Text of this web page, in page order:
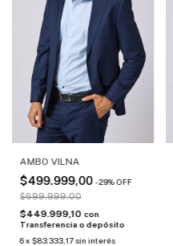
AMBO VILNA
$499.999,00 -29%OFF
$699.999,00
$449.999,10 con
Transferencia o depósito
6x $83.333,17sin interés